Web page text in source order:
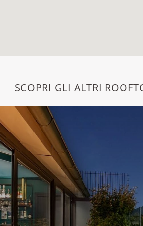
SCOPRI GLI ALTRI